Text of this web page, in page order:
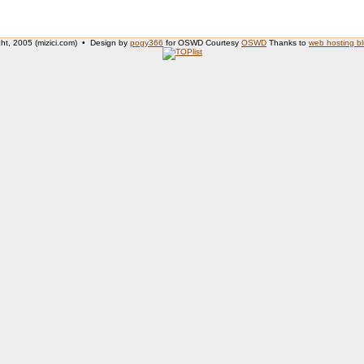
2005 (mizici.com) • Design by pogy366 for OSWD Courtesy OSWD Thanks to web hosting